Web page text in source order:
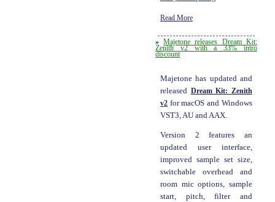
Read More
» Majetone releases Dream Kit:
Zenith v2 with a 33% intro
discount
Majetone has updated and
released Dream Kit: Zenith
v2 for macOS and Windows
VST3, AU and AAX.
Version 2 features an
updated user interface,
improved sample set size,
switchable overhead and
room mic options, sample
start, pitch, filter and